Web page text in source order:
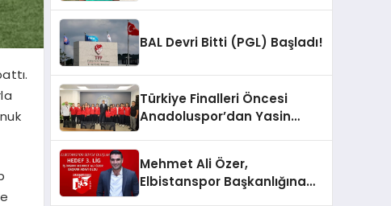
BAL Devri Bitti (PGL) Başladı!
Türkiye Finalleri Öncesi
Anadoluspor’dan Yasin
Mehmet Ali Özer,
Elbistanspor Başkanlığına